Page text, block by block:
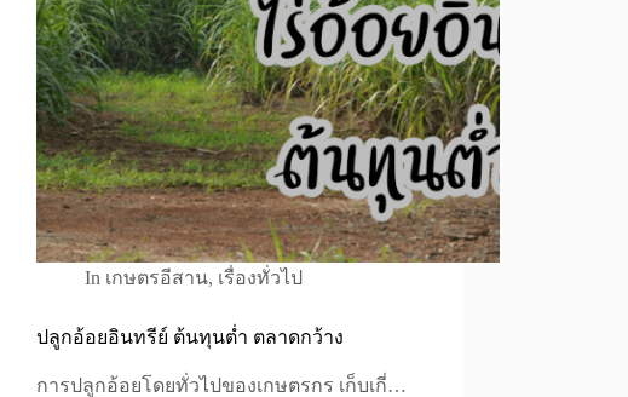
In เกษตรอีสาน, เรื่องทั่วไป
ปลูกอ้อยอินทรีย์ ต้นทุนต่ำ ตลาดกว้าง
การปลูกอ้อยโดยทั่วไปของเกษตรกร เก็บเกี่…